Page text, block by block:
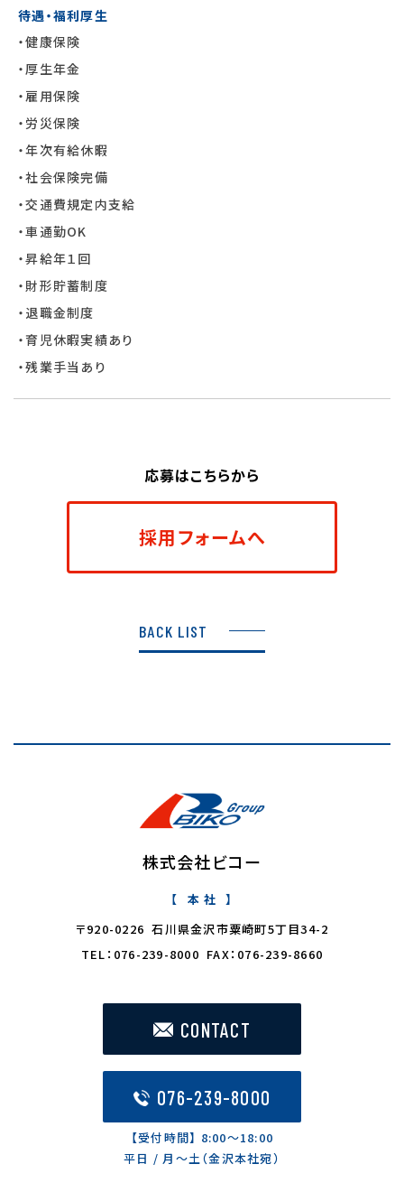
待遇・福利厚生
・健康保険
・厚生年金
・雇用保険
・労災保険
・年次有給休暇
・社会保険完備
・交通費規定内支給
・車通勤OK
・昇給年１回
・財形貯蓄制度
・退職金制度
・育児休暇実績あり
・残業手当あり
応募はこちらから
採用フォームへ
BACK LIST
株式会社ビコー
本 社
〒920-0226 石川県金沢市粟崎町5丁目34-2
TEL：076-239-8000 FAX：076-239-8660
CONTACT
076-239-8000
【受付時間】 8:00〜18:00
平日 / 月〜土（金沢本社宛）